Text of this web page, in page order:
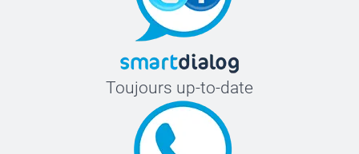
Toujours up-to-date